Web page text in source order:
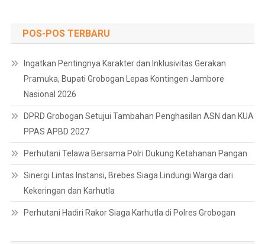
POS-POS TERBARU
Ingatkan Pentingnya Karakter dan Inklusivitas Gerakan
Pramuka, Bupati Grobogan Lepas Kontingen Jambore
Nasional 2026
DPRD Grobogan Setujui Tambahan Penghasilan ASN dan KUA
PPAS APBD 2027
Perhutani Telawa Bersama Polri Dukung Ketahanan Pangan
Sinergi Lintas Instansi, Brebes Siaga Lindungi Warga dari
Kekeringan dan Karhutla
Perhutani Hadiri Rakor Siaga Karhutla di Polres Grobogan